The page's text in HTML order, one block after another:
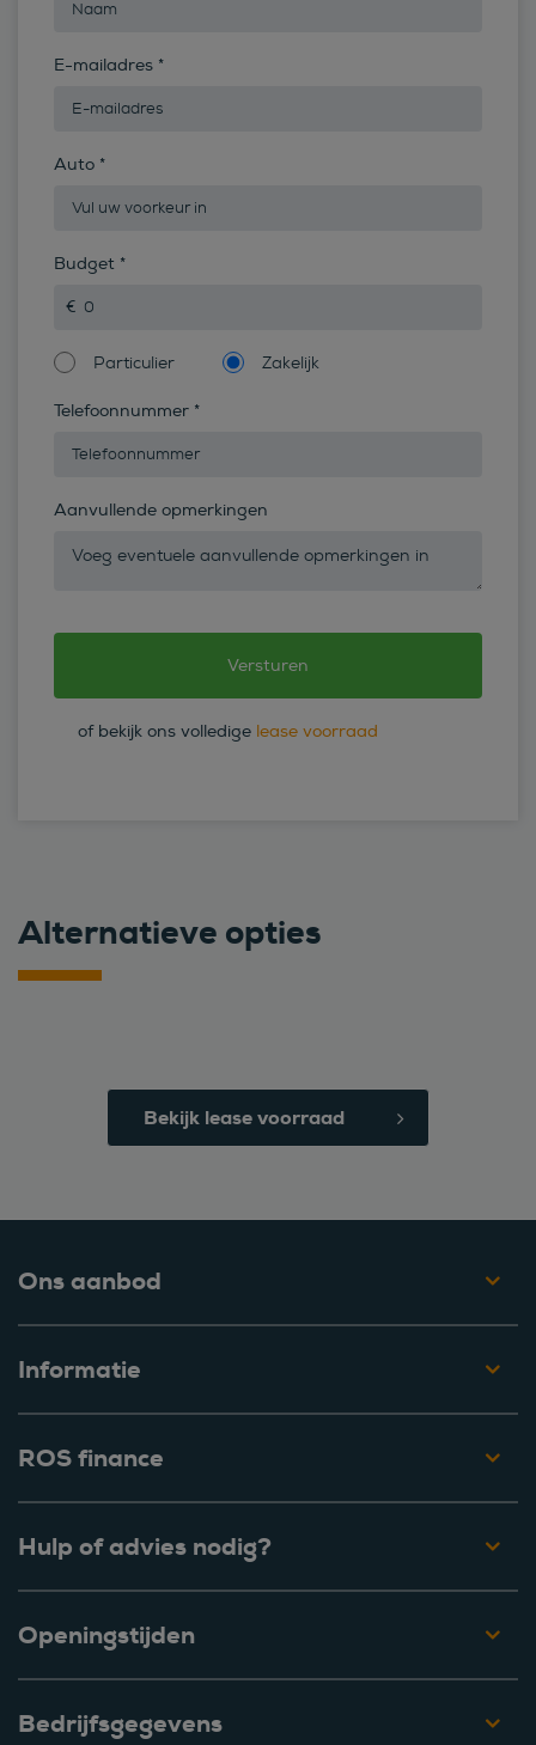
E-mailadres *
Auto *
Budget *
Particulier Zakelijk
Telefoonnummer *
Aanvullende opmerkingen
of bekijk ons volledige lease voorraad
Alternatieve opties
Bekijk lease voorraad
Ons aanbod
Informatie
ROS finance
Hulp of advies nodig?
Openingstijden
Bedrijfsgegevens